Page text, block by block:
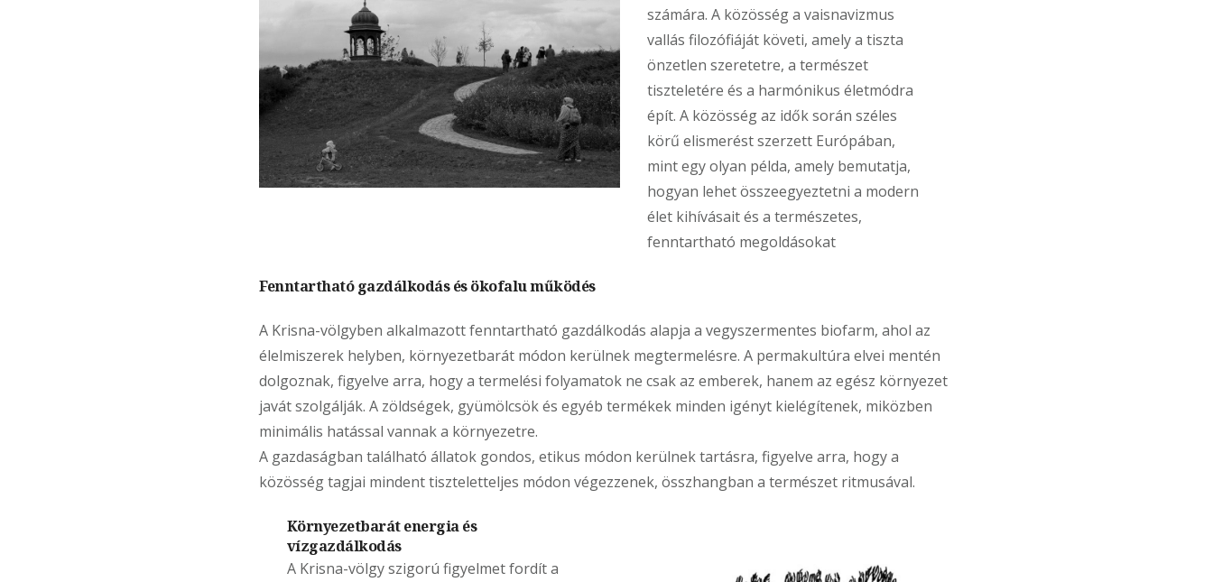
számára. A közösség a vaisnavizmus
vallás filozófiáját követi, amely a tiszta
önzetlen szeretetre, a természet
tiszteletére és a harmónikus életmódra
épít. A közösség az idők során széles
körű elismerést szerzett Európában,
mint egy olyan példa, amely bemutatja,
hogyan lehet összeegyeztetni a modern
élet kihívásait és a természetes,
fenntartható megoldásokat
Fenntartható gazdálkodás és ökofalu működés
A Krisna-völgyben alkalmazott fenntartható gazdálkodás alapja a vegyszermentes biofarm, ahol az
élelmiszerek helyben, környezetbarát módon kerülnek megtermelésre. A permakultúra elvei mentén
dolgoznak, figyelve arra, hogy a termelési folyamatok ne csak az emberek, hanem az egész környezet
javát szolgálják. A zöldségek, gyümölcsök és egyéb termékek minden igényt kielégítenek, miközben
minimális hatással vannak a környezetre.
A gazdaságban található állatok gondos, etikus módon kerülnek tartásra, figyelve arra, hogy a
közösség tagjai mindent tiszteletteljes módon végezzenek, összhangban a természet ritmusával.
Környezetbarát energia és
vízgazdálkodás
A Krisna-völgy szigorú figyelmet fordít a